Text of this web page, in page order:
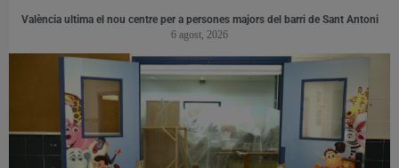
València ultima el nou centre per a persones majors del barri de Sant Antoni
6 agost, 2026